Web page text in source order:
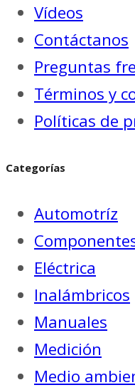
Vídeos
Contáctanos
Preguntas
Términos y
Políticas de
Categorías
Automotríz
Eléctrica
Inalámbricos
Manuales
Medición
Medio